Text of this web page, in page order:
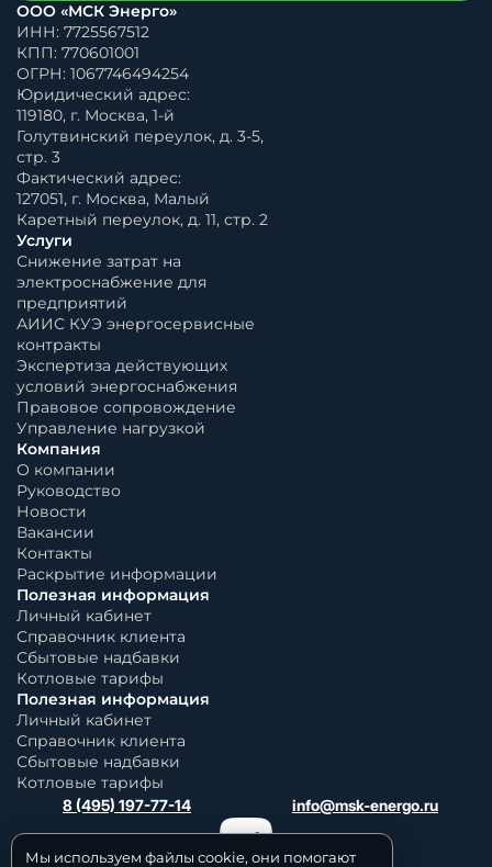
Мы используем файлы cookie, они помогают
ООО «МСК Энерго»
ИНН: 7725567512
КПП: 770601001
ОГРН: 1067746494254
Юридический адрес:
119180, г. Москва, 1-й
Голутвинский переулок, д. 3-5,
стр. 3
Фактический адрес:
127051, г. Москва, Малый
Каретный переулок, д. 11, стр. 2
Услуги
Снижение затрат на
электроснабжение для
предприятий
АИИС КУЭ энергосервисные
контракты
Экспертиза действующих
условий энергоснабжения
Правовое сопровождение
Управление нагрузкой
Компания
О компании
Руководство
Новости
Вакансии
Контакты
Раскрытие информации
Полезная информация
Личный кабинет
Справочник клиента
Сбытовые надбавки
Котловые тарифы
Полезная информация
Личный кабинет
Справочник клиента
Сбытовые надбавки
Котловые тарифы
8 (495) 197-77-14 info@msk-energo.ru